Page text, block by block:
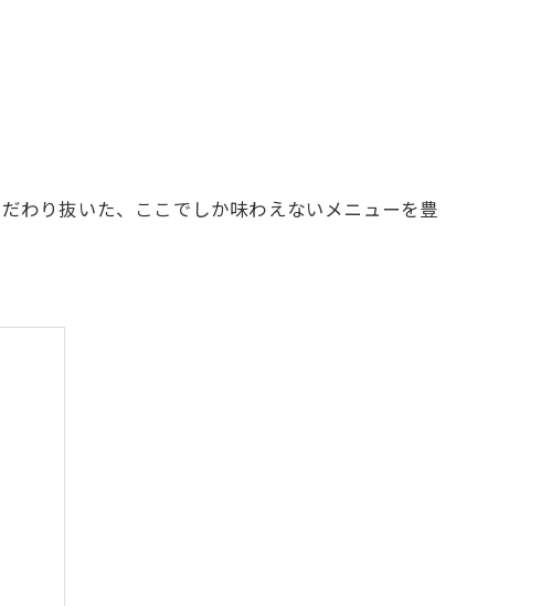
わり抜いた、ここでしか味わえないメニューを豊